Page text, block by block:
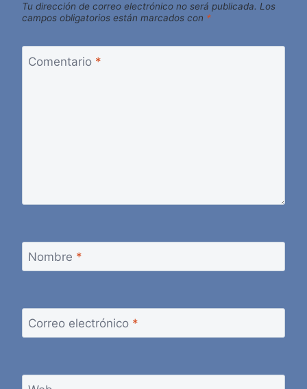
Tu dirección de correo electrónico no será publicada. Los
campos obligatorios están marcados con *
Comentario *
Nombre *
Correo electrónico *